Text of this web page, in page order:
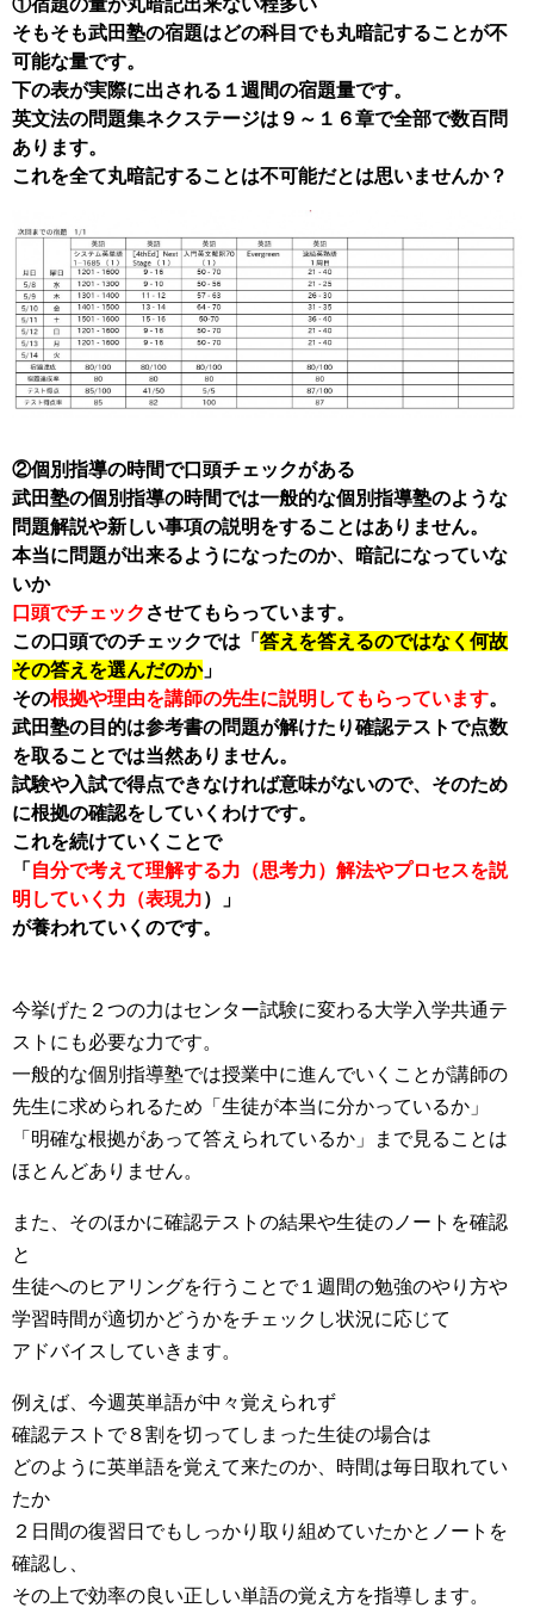
そもそも武田塾の宿題はどの科目でも丸暗記することが不
可能な量です。
下の表が実際に出される１週間の宿題量です。
英文法の問題集ネクステージは９～１６章で全部で数百問
あります。
これを全て丸暗記することは不可能だとは思いませんか？
②個別指導の時間で口頭チェックがある
武田塾の個別指導の時間では一般的な個別指導塾のような
問題解説や新しい事項の説明をすることはありません。
本当に問題が出来るようになったのか、暗記になっていな
いか
口頭でチェック させてもらっています。
この口頭でのチェックでは「 答えを答えるのではなく何故
その答えを選んだのか」
その根拠や理由を講師の先生に説明してもらっています。
武田塾の目的は参考書の問題が解けたり確認テストで点数
を取ることでは当然ありません。
試験や入試で得点できなければ意味がないので、そのため
に根拠の確認をしていくわけです。
これを続けていくことで
「 自分で考えて理解する力（思考力）解法やプロセスを説
明していく力（表現力）」
が養われていくのです。
今挙げた２つの力はセンター試験に変わる大学入学共通テ
ストにも必要な力です。
一般的な個別指導塾では授業中に進んでいくことが講師の
先生に求められるため「生徒が本当に分かっているか」
「明確な根拠があって答えられているか」まで見ることは
ほとんどありません。
また、そのほかに確認テストの結果や生徒のノートを確認
と
生徒へのヒアリングを行うことで１週間の勉強のやり方や
学習時間が適切かどうかをチェックし状況に応じて
アドバイスしていきます。
例えば、今週英単語が中々覚えられず
確認テストで８割を切ってしまった生徒の場合は
どのように英単語を覚えて来たのか、時間は毎日取れてい
たか
２日間の復習日でもしっかり取り組めていたかとノートを
確認し、
その上で効率の良い正しい単語の覚え方を指導します。